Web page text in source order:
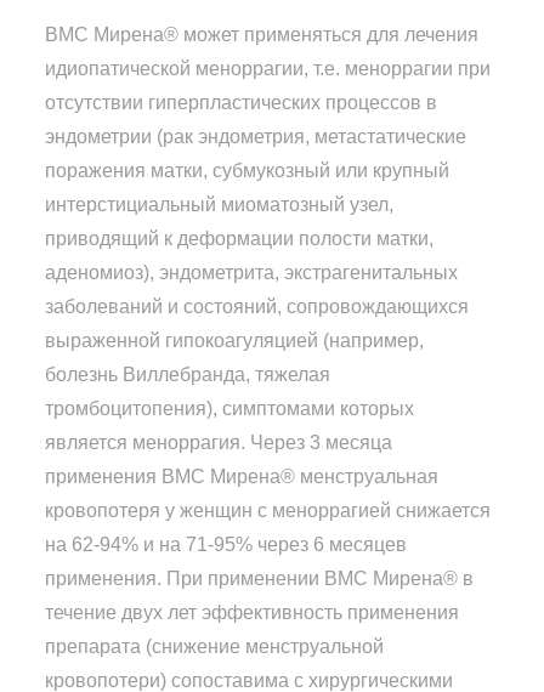
ВМС Мирена® может применяться для лечения
идиопатической меноррагии, т.е. меноррагии при
отсутствии гиперпластических процессов в
эндометрии (рак эндометрия, метастатические
поражения матки, субмукозный или крупный
интерстициальный миоматозный узел,
приводящий к деформации полости матки,
аденомиоз), эндометрита, экстрагенитальных
заболеваний и состояний, сопровождающихся
выраженной гипокоагуляцией (например,
болезнь Виллебранда, тяжелая
тромбоцитопения), симптомами которых
является меноррагия. Через 3 месяца
применения ВМС Мирена® менструальная
кровопотеря у женщин с меноррагией снижается
на 62-94% и на 71-95% через 6 месяцев
применения. При применении ВМС Мирена® в
течение двух лет эффективность применения
препарата (снижение менструальной
кровопотери) сопоставима с хирургическими